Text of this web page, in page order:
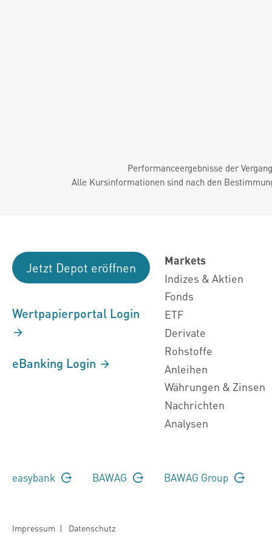
Performanceergebnisse der
Alle Kursinformationen sind nach den
Jetzt Depot eröffnen
Wertpapierportal Login
eBanking Login
Markets
Indizes & Aktien
Fonds
ETF
Derivate
Rohstoffe
Anleihen
Währungen & Zinsen
Nachrichten
Analysen
easybank BAWAG BAWAG Group
Impressum | Datenschutz